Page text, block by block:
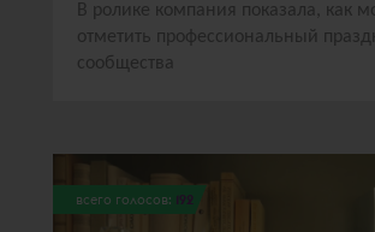
В ролике компания показала, как
отметить профессиональный
сообщества
всего голосов: 192